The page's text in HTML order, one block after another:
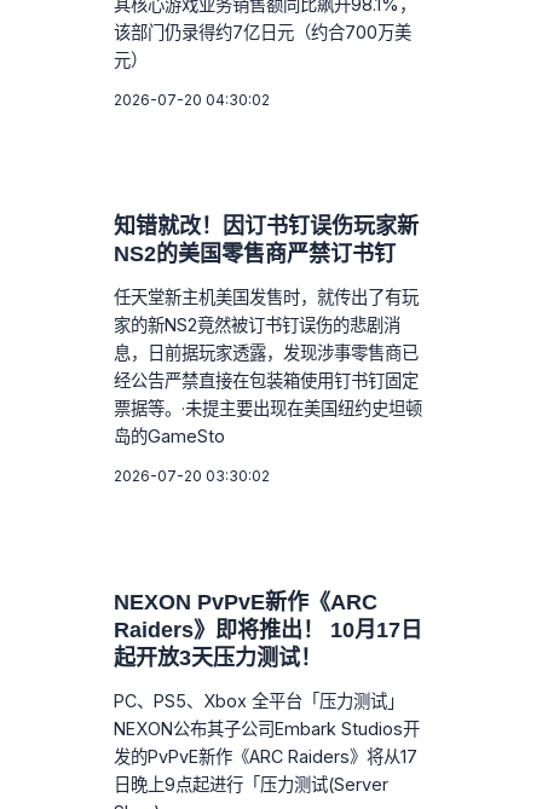
其核心游戏业务销售额同比飙升98.1%，
该部门仍录得约7亿日元（约合700万美
元）
2026-07-20 04:30:02
知错就改！因订书钉误伤玩家新
NS2的美国零售商严禁订书钉
任天堂新主机美国发售时，就传出了有玩
家的新NS2竟然被订书钉误伤的悲剧消
息，日前据玩家透露，发现涉事零售商已
经公告严禁直接在包装箱使用钉书钉固定
票据等。·未提主要出现在美国纽约史坦顿
岛的GameSto
2026-07-20 03:30:02
NEXON PvPvE新作《ARC
Raiders》即将推出！ 10月17日
起开放3天压力测试！
PC、PS5、Xbox 全平台「压力测试」
NEXON公布其子公司Embark Studios开
发的PvPvE新作《ARC Raiders》将从17
日晚上9点起进行「压力测试(Server